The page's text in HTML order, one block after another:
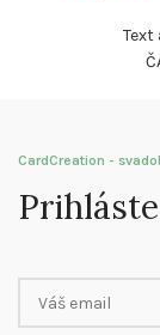
CardCreation -